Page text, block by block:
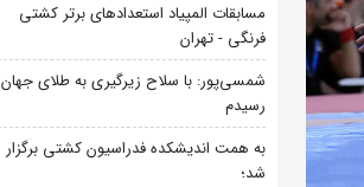
مسابقات المپیاد استعدادهای برتر کشتی
فرنگی - تهران
شمسی‌پور: با سلاح زیرگیری به طلای جهان
رسیدم
به همت اندیشکده فدراسیون کشتی برگزار
شد؛